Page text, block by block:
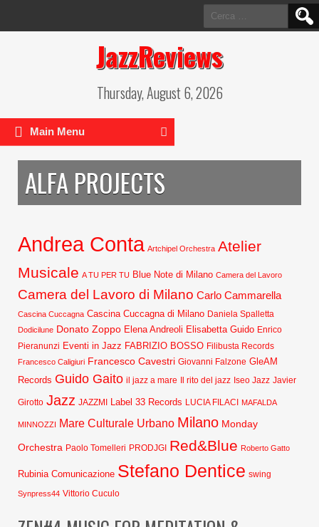
Ricerca
per:
JazzReviews
Thursday, August 6, 2026
Main Menu
ALFA PROJECTS
Andrea Conta Artchipel Orchestra Atelier
Musicale A TU PER TU Blue Note di Milano Camera del Lavoro
Camera del Lavoro di Milano Carlo Cammarella
Cascina Cuccagna Cascina Cuccagna di Milano Daniela Spalletta
Dodicilune Donato Zoppo Elena Andreoli Elisabetta Guido Enrico
Pieranunzi Eventi in Jazz FABRIZIO BOSSO Filibusta Records
Francesco Caligiuri Francesco Cavestri Giovanni Falzone GleAM
Records Guido Gaito il jazz a mare Il rito del jazz Iseo Jazz Javier
Girotto Jazz JAZZMI Label 33 Records LUCIA FILACI MAFALDA
MINNOZZI Mare Culturale Urbano Milano Monday
Orchestra Paolo Tomelleri PRODJGI Red&Blue Roberto Gatto
Rubinia Comunicazione Stefano Dentice swing
Synpress44 Vittorio Cuculo